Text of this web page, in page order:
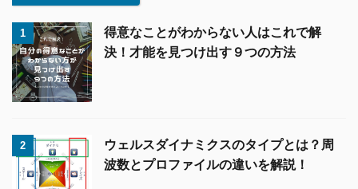
1
得意なことがわからない人はこれで解
決！才能を見つけ出す９つの方法
2
ウェルスダイナミクスのタイプとは？周
波数とプロファイルの違いを解説！